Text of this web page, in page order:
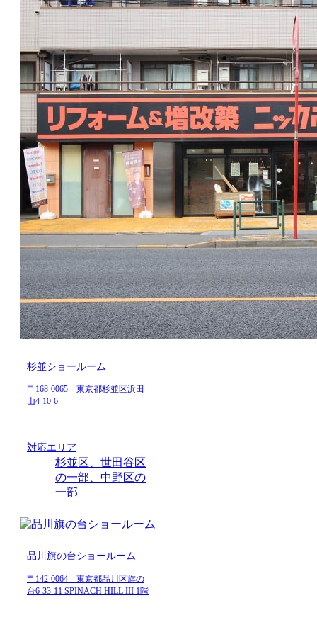
杉並ショールーム
〒168-0065 東京都杉並区浜田
山4-10-6
対応エリア
杉並区、世田谷区
の一部、中野区の
一部
品川旗の台ショールーム
〒142-0064 東京都品川区旗の
台6-33-11 SPINACH HILL III 1階